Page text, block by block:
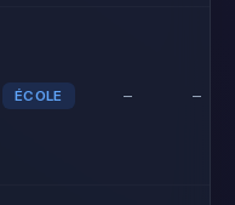
ÉCOLE – –